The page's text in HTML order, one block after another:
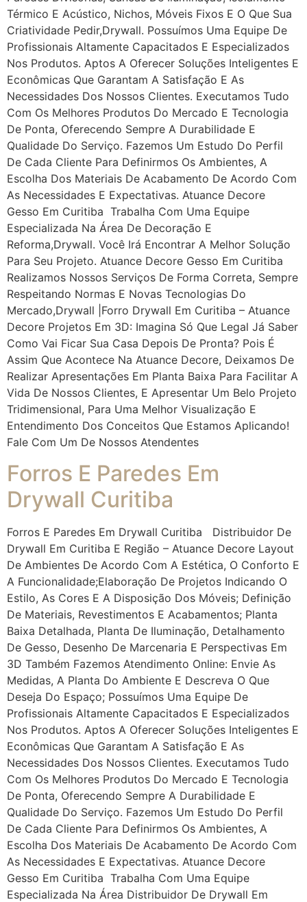
Térmico E Acústico, Nichos, Móveis Fixos E O Que Sua
Criatividade Pedir,drywall. Possuímos Uma Equipe De
Profissionais Altamente Capacitados E Especializados
Nos Produtos. Aptos A Oferecer Soluções Inteligentes E
Econômicas Que Garantam A Satisfação E As
Necessidades Dos Nossos Clientes. Executamos Tudo
Com Os Melhores Produtos Do Mercado E Tecnologia
De Ponta, Oferecendo Sempre A Durabilidade E
Qualidade Do Serviço. Fazemos Um Estudo Do Perfil
De Cada Cliente Para Definirmos Os Ambientes, A
Escolha Dos Materiais De Acabamento De Acordo Com
As Necessidades E Expectativas. Atuance Decore
Gesso Em Curitiba Trabalha Com Uma Equipe
Especializada Na Área De Decoração E
Reforma,drywall. Você Irá Encontrar A Melhor Solução
Para Seu Projeto. Atuance Decore Gesso Em Curitiba
Realizamos Nossos Serviços De Forma Correta, Sempre
Respeitando Normas E Novas Tecnologias Do
Mercado,drywall |Forro Drywall Em Curitiba – Atuance
Decore Projetos Em 3D: Imagina Só Que Legal Já Saber
Como Vai Ficar Sua Casa Depois De Pronta? Pois É
Assim Que Acontece Na Atuance Decore, Deixamos De
Realizar Apresentações Em Planta Baixa Para Facilitar A
Vida De Nossos Clientes, E Apresentar Um Belo Projeto
Tridimensional, Para Uma Melhor Visualização E
Entendimento Dos Conceitos Que Estamos Aplicando!
Fale Com Um De Nossos Atendentes
Forros E Paredes Em
Drywall Curitiba
Forros E Paredes Em Drywall Curitiba Distribuidor De
Drywall Em Curitiba E Região – Atuance Decore Layout
De Ambientes De Acordo Com A Estética, O Conforto E
A Funcionalidade;Elaboração De Projetos Indicando O
Estilo, As Cores E A Disposição Dos Móveis;​ Definição
De Materiais, Revestimentos E Acabamentos;​ Planta
Baixa Detalhada, Planta De Iluminação, Detalhamento
De Gesso, Desenho De Marcenaria E Perspectivas Em
3D​ Também Fazemos Atendimento Online: Envie As
Medidas, A Planta Do Ambiente E Descreva O Que
Deseja Do Espaço; Possuímos Uma Equipe De
Profissionais Altamente Capacitados E Especializados
Nos Produtos. Aptos A Oferecer Soluções Inteligentes E
Econômicas Que Garantam A Satisfação E As
Necessidades Dos Nossos Clientes. Executamos Tudo
Com Os Melhores Produtos Do Mercado E Tecnologia
De Ponta, Oferecendo Sempre A Durabilidade E
Qualidade Do Serviço. Fazemos Um Estudo Do Perfil
De Cada Cliente Para Definirmos Os Ambientes, A
Escolha Dos Materiais De Acabamento De Acordo Com
As Necessidades E Expectativas. Atuance Decore
Gesso Em Curitiba Trabalha Com Uma Equipe
Especializada Na Área Distribuidor De Drywall Em